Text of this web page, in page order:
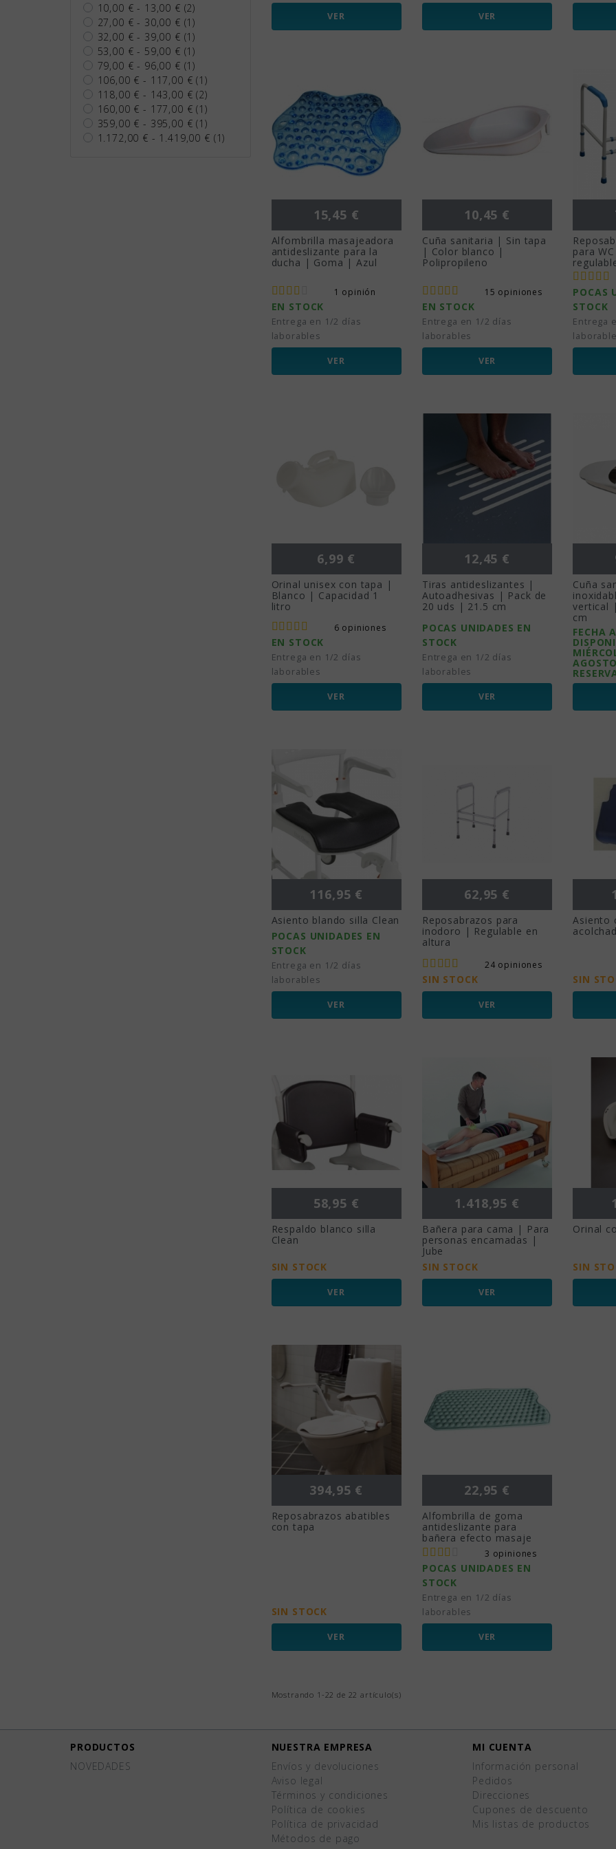
10,00 € - 13,00 € (2)
27,00 € - 30,00 € (1)
32,00 € - 39,00 € (1)
53,00 € - 59,00 € (1)
79,00 € - 96,00 € (1)
106,00 € - 117,00 €(1)
118,00 € - 143,00 €(2)
160,00 € - 177,00 €(1)
359,00 € - 395,00 €(1)
1.172,00 € - 1.419,00 € (1)
VER VER
Precio
15,45 €
Alfombrilla masajeadora
antideslizante para la
ducha | Goma | Azul
1 opinión
EN STOCK
Entrega en 1/2 días
laborables
VER
Precio
10,45 €
Cuña sanitaria | Sin tapa
| Color blanco |
Polipropileno
15 opiniones
EN STOCK
Entrega en 1/2 días
laborables
VER
para
POCAS
STOCK
Entrega
Precio
6,99 €
Orinal unisex con tapa |
Blanco | Capacidad 1
litro
6 opiniones
EN STOCK
Entrega en 1/2 días
laborables
VER
Precio
12,45 €
Tiras antideslizantes |
Autoadhesivas | Pack de
20 uds | 21.5 cm
POCAS UNIDADES EN
STOCK
Entrega en 1/2 días
laborables
VER
Cuña
vertical
cm
FECHA
Precio
116,95 €
Asiento blando silla Clean
POCAS UNIDADES EN
STOCK
Entrega en 1/2 días
laborables
VER
Precio
62,95 €
Reposabrazos para
inodoro | Regulable en
altura
24 opiniones
SIN STOCK
VER
Asiento
SIN
Precio
58,95 €
Respaldo blanco silla
Clean
SIN STOCK
VER
Precio
1.418,95 €
Bañera para cama | Para
personas encamadas |
Jube
SIN STOCK
VER
Orinal
SIN
Precio
394,95 €
Reposabrazos abatibles
con tapa
SIN STOCK
VER
Precio
22,95 €
Alfombrilla de goma
antideslizante para
bañera efecto masaje
3 opiniones
POCAS UNIDADES EN
STOCK
Entrega en 1/2 días
laborables
VER
Mostrando 1-22 de 22 artículo(s)
PRODUCTOS
NOVEDADES
NUESTRA EMPRESA
Envíos y devoluciones
Aviso legal
Términos y condiciones
Política de cookies
Política de privacidad
Métodos de pago
MI CUENTA
Información personal
Pedidos
Direcciones
Cupones de descuento
Mis listas de productos